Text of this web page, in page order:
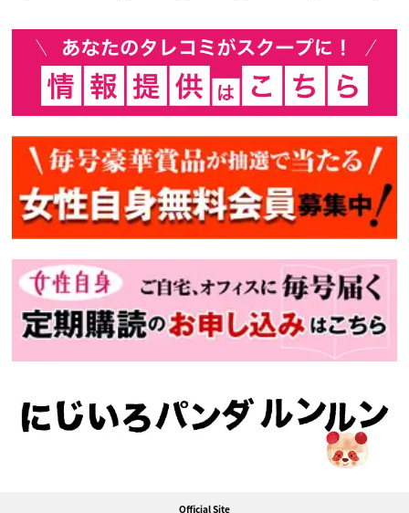
Official Site